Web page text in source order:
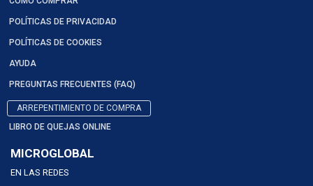
POLÍTICAS DE PRIVACIDAD
POLÍTICAS DE COOKIES
AYUDA
PREGUNTAS FRECUENTES (FAQ)
ARREPENTIMIENTO DE COMPRA
LIBRO DE QUEJAS ONLINE
MICROGLOBAL
EN LAS REDES